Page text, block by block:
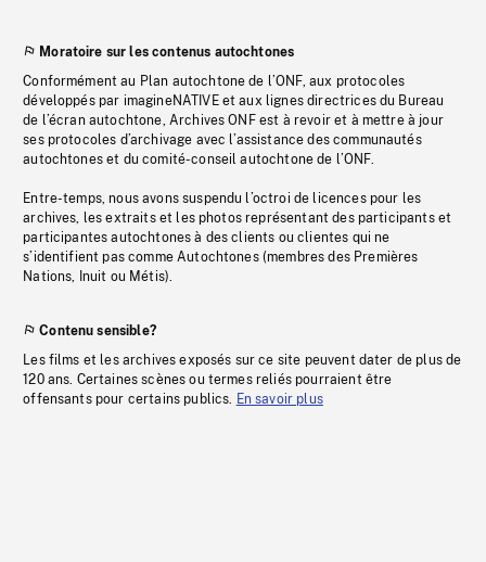
Moratoire sur les contenus autochtones
Conformément au Plan autochtone de l’ONF, aux protocoles
développés par imagineNATIVE et aux lignes directrices du Bureau
de l’écran autochtone, Archives ONF est à revoir et à mettre à jour
ses protocoles d’archivage avec l’assistance des communautés
autochtones et du comité-conseil autochtone de l’ONF.
Entre-temps, nous avons suspendu l’octroi de licences pour les
archives, les extraits et les photos représentant des participants et
participantes autochtones à des clients ou clientes qui ne
s’identifient pas comme Autochtones (membres des Premières
Nations, Inuit ou Métis).
Contenu sensible?
Les films et les archives exposés sur ce site peuvent dater de plus de
120 ans. Certaines scènes ou termes reliés pourraient être
offensants pour certains publics. En savoir plus